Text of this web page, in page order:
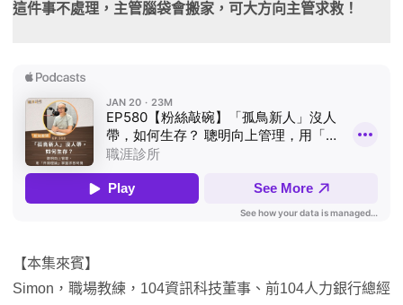
這件事不處理，主管腦袋會搬家，可大方向主管求救！
【本集來賓】
Simon，職場教練，104資訊科技董事、前104人力銀行總經